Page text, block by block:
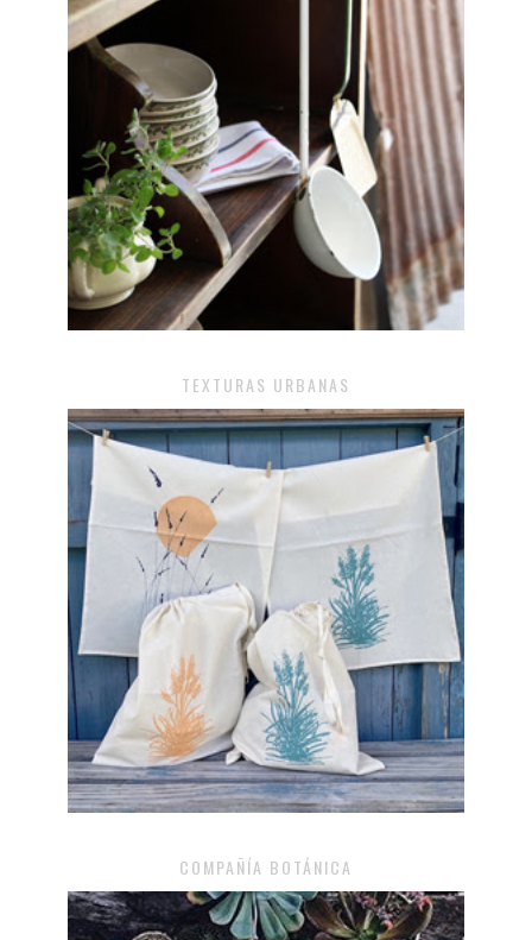
TEXTURAS URBANAS
COMPAÑÍA BOTÁNICA